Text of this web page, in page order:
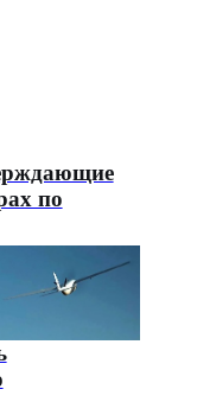
по